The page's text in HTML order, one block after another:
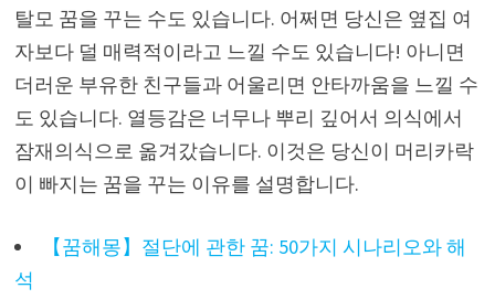
탈모 꿈을 꾸는 수도 있습니다. 어쩌면 당신은 옆집 여
자보다 덜 매력적이라고 느낄 수도 있습니다! 아니면
더러운 부유한 친구들과 어울리면 안타까움을 느낄 수
도 있습니다. 열등감은 너무나 뿌리 깊어서 의식에서
잠재의식으로 옮겨갔습니다. 이것은 당신이 머리카락
이 빠지는 꿈을 꾸는 이유를 설명합니다.
【꿈해몽】절단에 관한 꿈: 50가지 시나리오와 해
석